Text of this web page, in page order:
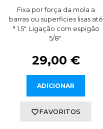
Fixa por força da mola a
barras ou superficies lisas até
° 1.5". Ligação com espigão
5/8".
29,00 €
ADICIONAR
FAVORITOS